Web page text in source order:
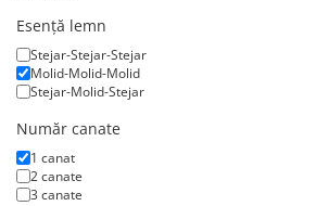
Esență lemn
Stejar-Stejar-Stejar
Molid-Molid-Molid
Stejar-Molid-Stejar
Număr canate
1 canat
2 canate
3 canate